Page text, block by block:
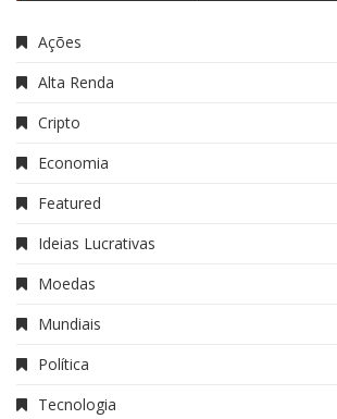
Ações
Alta Renda
Cripto
Economia
Featured
Ideias Lucrativas
Moedas
Mundiais
Política
Tecnologia